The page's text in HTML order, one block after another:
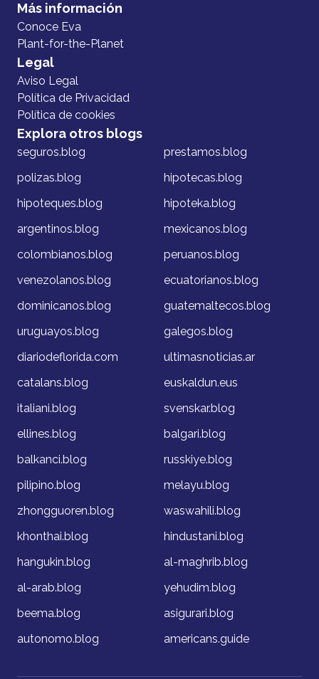
Más información
Conoce Eva
Plant-for-the-Planet
Legal
Aviso Legal
Política de Privacidad
Política de cookies
Explora otros blogs
seguros.blog
prestamos.blog
polizas.blog
hipotecas.blog
hipoteques.blog
hipoteka.blog
argentinos.blog
mexicanos.blog
colombianos.blog
peruanos.blog
venezolanos.blog
ecuatorianos.blog
dominicanos.blog
guatemaltecos.blog
uruguayos.blog
galegos.blog
diariodeflorida.com
ultimasnoticias.ar
catalans.blog
euskaldun.eus
italiani.blog
svenskar.blog
ellines.blog
balgari.blog
balkanci.blog
russkiye.blog
pilipino.blog
melayu.blog
zhongguoren.blog
waswahili.blog
khonthai.blog
hindustani.blog
hangukin.blog
al-maghrib.blog
al-arab.blog
yehudim.blog
beema.blog
asigurari.blog
autonomo.blog
americans.guide